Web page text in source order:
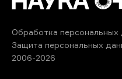
Обработка персональных
Защита персональных
2006-2026